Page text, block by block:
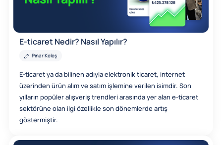
E-ticaret Nedir? Nasıl Yapılır?
Pınar Keleş
E-ticaret ya da bilinen adıyla elektronik ticaret, internet
üzerinden ürün alım ve satım işlemine verilen isimdir. Son
yılların popüler alışveriş trendleri arasında yer alan e-ticaret
sektörüne olan ilgi özellikle son dönemlerde artış
göstermiştir.